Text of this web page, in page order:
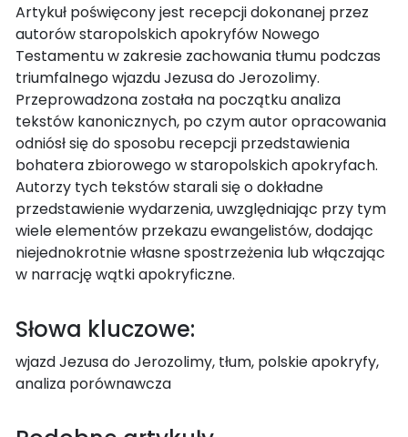
Artykuł poświęcony jest recepcji dokonanej przez
autorów staropolskich apokryfów Nowego
Testamentu w zakresie zachowania tłumu podczas
triumfalnego wjazdu Jezusa do Jerozolimy.
Przeprowadzona została na początku analiza
tekstów kanonicznych, po czym autor opracowania
odniósł się do sposobu recepcji przedstawienia
bohatera zbiorowego w staropolskich apokryfach.
Autorzy tych tekstów starali się o dokładne
przedstawienie wydarzenia, uwzględniając przy tym
wiele elementów przekazu ewangelistów, dodając
niejednokrotnie własne spostrzeżenia lub włączając
w narrację wątki apokryficzne.
Słowa kluczowe:
wjazd Jezusa do Jerozolimy, tłum, polskie apokryfy,
analiza porównawcza